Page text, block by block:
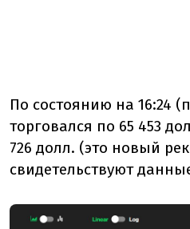
По состоянию на 16:24
торговался по 65 453
726 долл. (это новый
свидетельствуют